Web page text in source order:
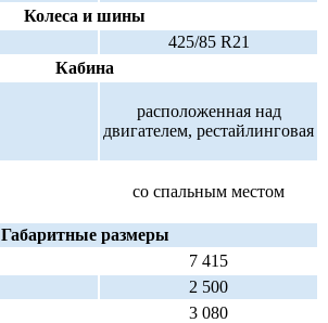
Колеса и шины
425/85 R21
Кабина
расположенная над
двигателем, рестайлинговая
со спальным местом
Габаритные размеры
7 415
2 500
3 080